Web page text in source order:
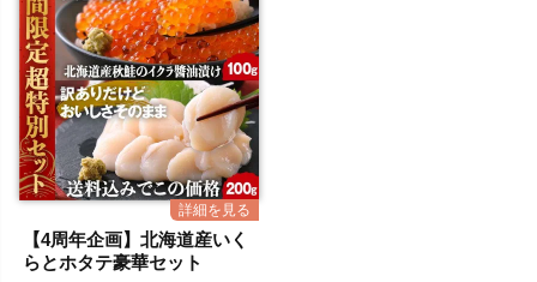
【4周年企画】北海道産いく
らとホタテ豪華セット